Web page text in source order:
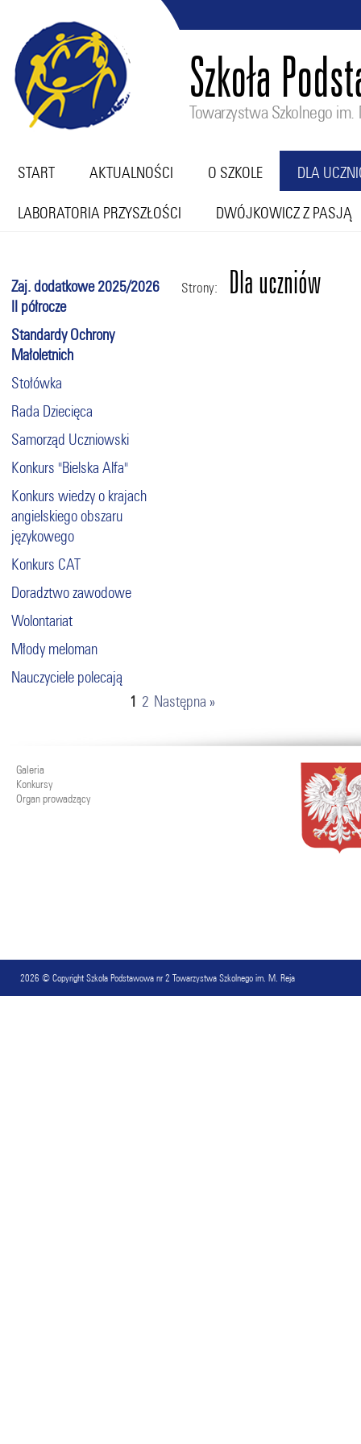
Szkoła
Towarzystwa Szkolnego im.
START AKTUALNOŚCI O SZKOLE DLA
LABORATORIA PRZYSZŁOŚCI DWÓJKOWICZ Z PASJĄ
Zaj. dodatkowe 2025/2026
II półrocze
Standardy Ochrony
Małoletnich
Stołówka
Rada Dziecięca
Samorząd Uczniowski
Konkurs "Bielska Alfa"
Konkurs wiedzy o krajach
angielskiego obszaru
językowego
Konkurs CAT
Doradztwo zawodowe
Wolontariat
Młody meloman
Nauczyciele polecają
Strony:
1 2 Następna »
Dla uczniów
Galeria
Konkursy
Organ prowadzący
2026 © Copyright Szkoła Podstawowa nr 2 Towarzystwa Szkolnego im. M. Reja